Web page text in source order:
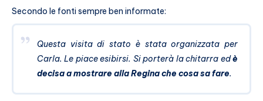
Secondo le fonti sempre ben informate:
Questa visita di stato è stata organizzata per
Carla. Le piace esibirsi. Si porterà la chitarra edè
decisa a mostrare alla Regina che cosa sa fare.